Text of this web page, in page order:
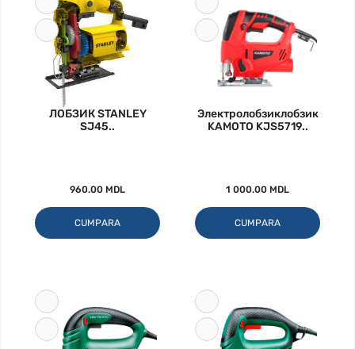
ЛОБЗИК STANLEY
SJ45..
960.00 MDL
CUMPARA
Электролобзиклобзик
KAMOTO KJS5719..
1 000.00 MDL
CUMPARA